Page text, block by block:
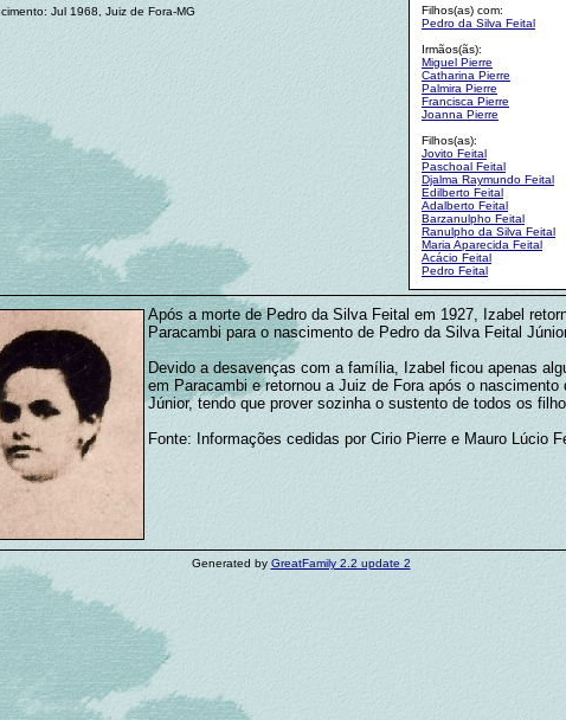
Filhos(as) com:
Pedro da Silva Feital
Irmãos(ãs):
Miguel Pierre
Catharina Pierre
Palmira Pierre
Francisca Pierre
Joanna Pierre
Filhos(as):
Jovito Feital
Paschoal Feital
Djalma Raymundo Feital
Edilberto Feital
Adalberto Feital
Barzanulpho Feital
Ranulpho da Silva Feital
Maria Aparecida Feital
Acácio Feital
Pedro Feital
Jul 1968, Juiz de Fora-MG
Após a morte de Pedro da Silva Feital em 1927, Izabel
Paracambi para o nascimento de Pedro da Silva Feital
Devido a desavenças com a família, Izabel ficou apenas
em Paracambi e retornou a Juiz de Fora após o nascimento
Júnior, tendo que prover sozinha o sustento de todos os
Fonte: Informações cedidas por Cirio Pierre e Mauro Lúcio
Generated by GreatFamily 2.2 update 2